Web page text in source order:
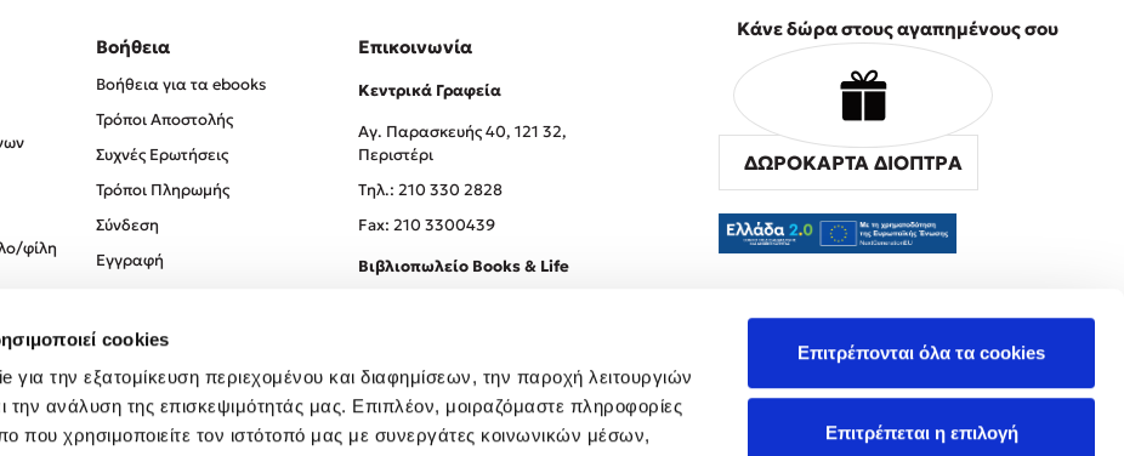
cookies
για την εξατομίκευση περιεχομένου και διαφημίσεων, την παροχή λειτουργιών
την ανάλυση της επισκεψιμότητάς μας. Επιπλέον, μοιραζόμαστε πληροφορίες
που χρησιμοποιείτε τον ιστότοπό μας με συνεργάτες κοινωνικών μέσων,
Επιτρέπονται όλα τα cookies
Επιτρέπεται η επιλογή
φίλη
Βοήθεια
Βοήθεια για τα ebooks
Τρόποι Αποστολής
Συχνές Ερωτήσεις
Τρόποι Πληρωμής
Σύνδεση
Εγγραφή
Επικοινωνία
Κεντρικά Γραφεία
Αγ. Παρασκευής 40, 121 32,
Περιστέρι
Tηλ.: 210 330 2828
Fax: 210 3300439
Βιβλιοπωλείο Books & Life
Κάνε δώρα στους αγαπημένους σου
ΔΩΡΟΚΑΡΤΑ ΔΙΟΠΤΡΑ